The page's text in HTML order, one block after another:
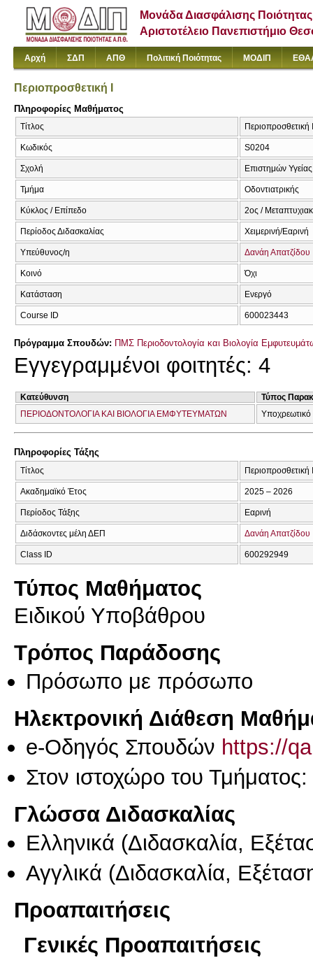
Μονάδα Διασφάλισης Ποιότητας
Αριστοτέλειο Πανεπιστήμιο
Αρχή ΣΔΠ ΑΠΘ Πολιτική Ποιότητας ΜΟΔΙΠ
Περιοπροσθετική I
Πληροφορίες Μαθήματος
Τίτλος
Κωδικός S0204
Σχολή Επιστημών Υγείας
Τμήμα Οδοντιατρικής
Κύκλος / Επίπεδο 2ος /
Περίοδος Διδασκαλίας Χειμερινή/Εαρινή
Υπεύθυνος/η Δανάη Απατζίδου
Κοινό Όχι
Κατάσταση Ενεργό
Course ID 600023443
Πρόγραμμα Σπουδών: ΠΜΣ Περιοδοντολογία και Βιολογία
Εγγεγραμμένοι φοιτητές: 4
Κατεύθυνση
Τύπος
ΠΕΡΙΟΔΟΝΤΟΛΟΓΙΑ ΚΑΙ ΒΙΟΛΟΓΙΑ ΕΜΦΥΤΕΥΜΑΤΩΝ
Υποχρεωτικό
Πληροφορίες Τάξης
Τίτλος Περιοπροσθετική I
Ακαδημαϊκό Έτος 2025 – 2026
Περίοδος Τάξης Εαρινή
Διδάσκοντες μέλη ΔΕΠ Δανάη Απατζίδου
Class ID 600292949
Τύπος Μαθήματος
Ειδικού Υποβάθρου
Τρόπος Παράδοσης
Πρόσωπο με πρόσωπο
Ηλεκτρονική Διάθεση
e-Οδηγός Σπουδών https://
Στον ιστοχώρο του Τμήματος:
Γλώσσα Διδασκαλίας
Ελληνικά (Διδασκαλία,
Αγγλικά (Διδασκαλία,
Προαπαιτήσεις
Γενικές Προαπαιτήσεις